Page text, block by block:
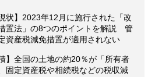
状】2023年12月に施行された「改
置法」の8つのポイントを解説 管
資産税減免措置が適用されない
】全国の土地の約20％が「所有者
固定資産税や相続税などの税収減